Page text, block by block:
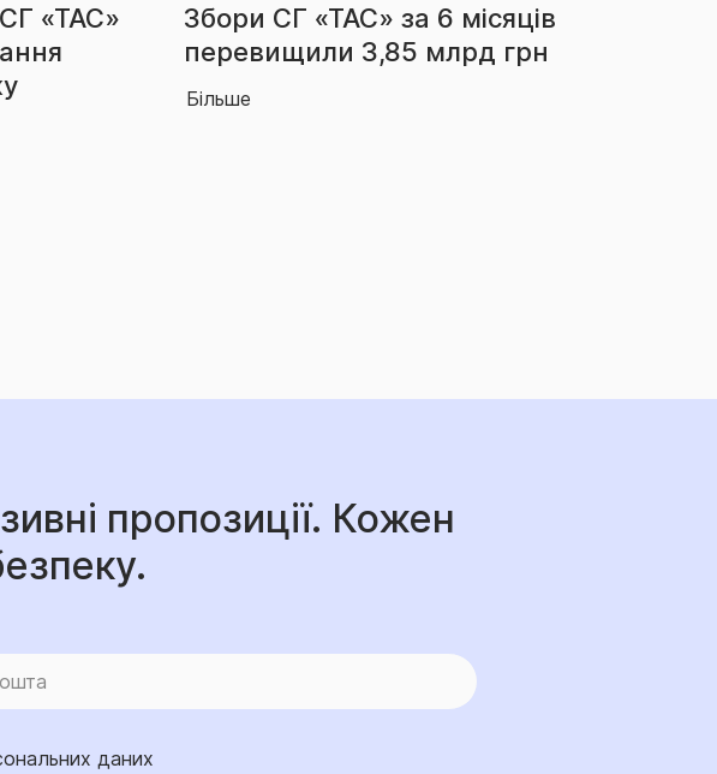
грн
Виплати СГ «ТАС» за І півріччя
зросли на 66% – до 2,14 млрд грн
пропозиції. Кожен
даних